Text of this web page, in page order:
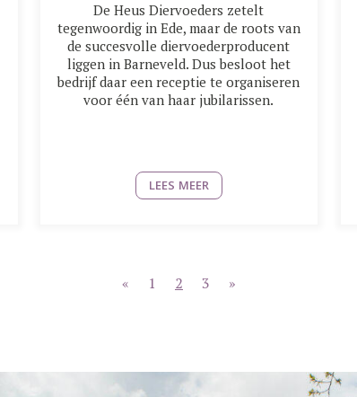
De Heus Diervoeders zetelt
tegenwoordig in Ede, maar de roots van
de succesvolle diervoederproducent
liggen in Barneveld. Dus besloot het
bedrijf daar een receptie te organiseren
voor één van haar jubilarissen.
LEES MEER
« 1 2 3 »